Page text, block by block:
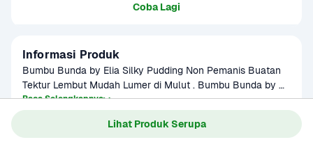
Lihat Produk Serupa
Coba Lagi
Informasi Produk
Bumbu Bunda by Elia Silky Pudding Non Pemanis Buatan
Tektur Lembut Mudah Lumer di Mulut . Bumbu Bunda by
Elia Silky Pudding merupakan bubuk bahan puding yang
menghasilkan puding dengan tektur lembut atau biasanya
dikenal dengan Silky Pudding. Hadir untuk mempermudah
Baca Selengkapnya